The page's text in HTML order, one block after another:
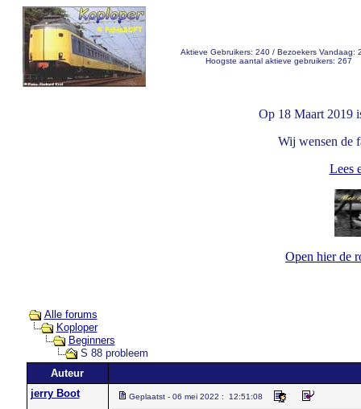
Aktieve Gebruikers: 240 / Bezoekers Vandaag:
Hoogste aantal aktieve gebruikers: 267
Op 18 Maart 2019
Wij wensen de
Lees
Open hier de
Alle forums
Koploper
Beginners
S 88 probleem
Auteur
jerry Boot
Geplaatst - 06 mei 2022 : 12:51:08